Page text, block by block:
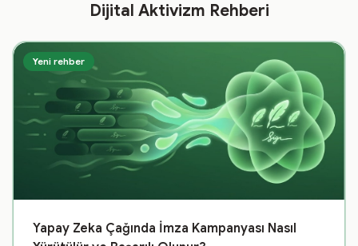
Dijital Aktivizm Rehberi
Yeni rehber
Yapay Zeka Çağında İmza Kampanyası Nasıl